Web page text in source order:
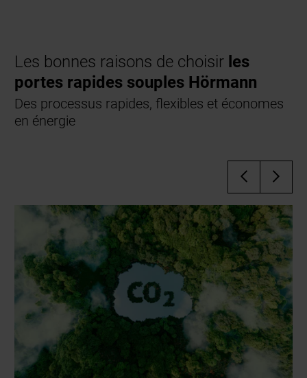
Les bonnes raisons de choisir les
portes rapides souples Hörmann
Des processus rapides, flexibles et économes
en énergie